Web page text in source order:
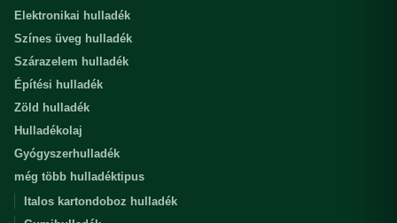
Elektronikai hulladék
Színes üveg hulladék
Szárazelem hulladék
Építési hulladék
Zöld hulladék
Hulladékolaj
Gyógyszerhulladék
még több hulladéktipus
Italos kartondoboz hulladék